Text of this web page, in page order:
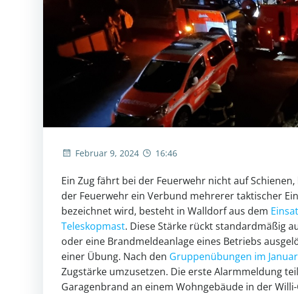
Februar 9, 2024 16:46
Ein Zug fährt bei der Feuerwehr nicht auf
der Feuerwehr ein Verbund mehrerer taktischer
bezeichnet wird, besteht in Walldorf aus dem
Teleskopmast. Diese Stärke rückt standardmäßig
oder eine Brandmeldeanlage eines Betriebs
einer Übung. Nach den Gruppenübungen im Januar
Zugstärke umzusetzen. Die erste Alarmmeldung
Garagenbrand an einem Wohngebäude in der